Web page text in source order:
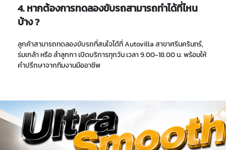
4. หากต้องการทดลองขับรถสามารถทำได้ที่ไหน
บ้าง ?
ลูกค้าสามารถทดลองขับรถที่สนใจได้ที่ Autovilla สาขาศรีนครินทร์,
ร่มเกล้า หรือ ลำลูกกา เปิดบริการทุกวัน เวลา 9.00-18.00 น. พร้อมให้
คำปรึกษาจากทีมงานมืออาชีพ